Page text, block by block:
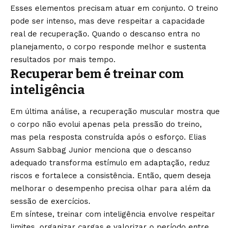
Esses elementos precisam atuar em conjunto. O treino
pode ser intenso, mas deve respeitar a capacidade
real de recuperação. Quando o descanso entra no
planejamento, o corpo responde melhor e sustenta
resultados por mais tempo.
Recuperar bem é treinar com
inteligência
Em última análise, a recuperação muscular mostra que
o corpo não evolui apenas pela pressão do treino,
mas pela resposta construída após o esforço. Elias
Assum Sabbag Junior menciona que o descanso
adequado transforma estímulo em adaptação, reduz
riscos e fortalece a consistência. Então, quem deseja
melhorar o desempenho precisa olhar para além da
sessão de exercícios.
Em síntese, treinar com inteligência envolve respeitar